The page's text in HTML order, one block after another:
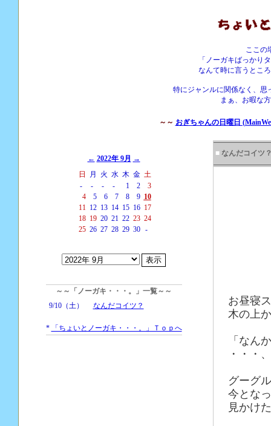
ここの
「ノーガキばっかり
なんて時に言うとこ
特にジャンルに関係なく、思
まぁ、お暇な
～～ おぎちゃんの日曜日
← 2022年 9月 →
日
月 火 水 木 金 土
-
- - - 1 2
3
4
5 6 7 8 9 10
11 12 13 14 15 16 17
18 19 20 21 22 23 24
25 26 27 28 29 30 -
～～「ノーガキ・・・。」一覧～～
9/10（土）
なんだコイツ？
* 「ちょいとノーガキ・・・。」Ｔｏｐへ
■ なんだコイツ
お昼寝
木の上
「なん
・・・
グーグ
今とな
見かけ